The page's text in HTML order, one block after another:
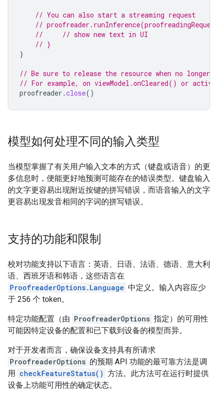
// You can also start a streaming request
//
//     // show new text in UI
// }
}
// Be sure to release the resource when no longer
// For example, on viewModel.onCleared() or
proofreader .close()
模型如何处理不同的输入类型
当模型掌握了有关用户输入文本的方式（键盘或语音）的更
多信息时，便能更好地预测可能存在的错误类型。键盘输入
的文字更容易出现附近按键的拼写错误，而语音输入的文字
更容易出现发音相同的字词的拼写错误。
支持的功能和限制
校对功能支持以下语言：英语、日语、法语、德语、意大利
语、西班牙语和韩语，这些语言在
ProofreaderOptions.Language 中定义。输入内容应少
于 256 个 token。
特定功能配置（由 ProofreaderOptions 指定）的可用性
可能因特定设备的配置和已下载到设备的模型而异。
对于开发者而言，确保设备支持具有所请求
ProofreaderOptions 的预期 API 功能的最可靠方法是调
用
checkFeatureStatus() 方法。此方法可在运行时提供
设备上功能可用性的确定状态。